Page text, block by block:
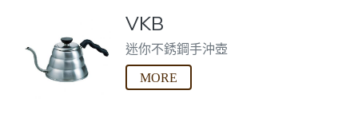
VKB
迷你不銹鋼手沖壺